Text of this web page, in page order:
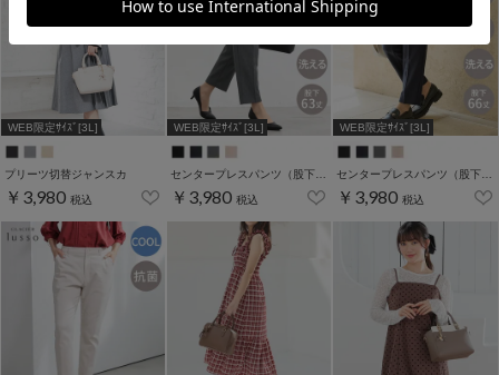
WEB限定ｻｲｽﾞ[3L]
プリーツ切替ジャンスカ
￥3,980 税込
WEB限定ｻｲｽﾞ[3L]
￥3,980 税込
WEB限定ｻｲｽﾞ[3L]
￥3,980 税込